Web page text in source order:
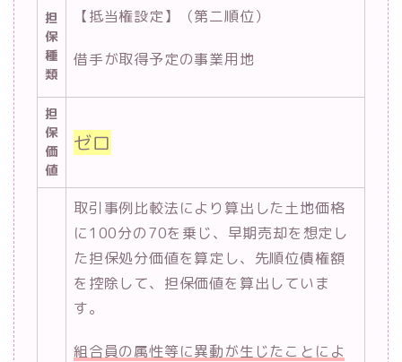
担
保
種
類
【抵当権設定】（第二順位）
借手が取得予定の事業用地
担
保
価
値
ゼロ
取引事例比較法により算出した土地価格
に100分の70を乗じ、早期売却を想定し
た担保処分価値を算定し、先順位債権額
を控除して、担保価値を算出していま
す。
組合員の属性等に異動が生じたことによ